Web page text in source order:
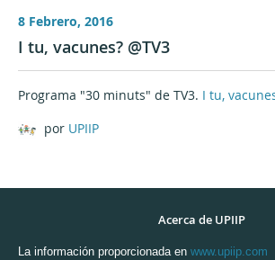
8 Febrero, 2016
I tu, vacunes? @TV3
Programa "30 minuts" de TV3. I tu,
por UPIIP
Acerca de UPIIP
La información proporcionada en www.upiip.com